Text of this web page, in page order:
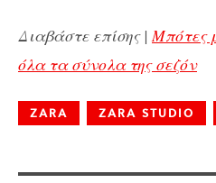
Διαβάστε επίσης |Μπότες
όλα τα σύνολα της σεζόν
ZARA ZARA STUDIO